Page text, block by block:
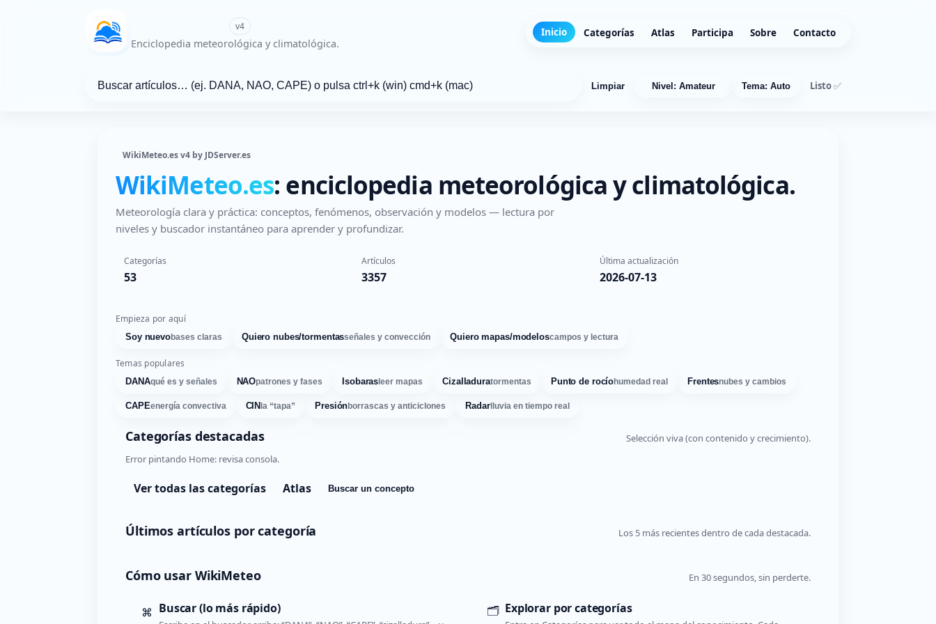
WikiMeteo.es v4
Enciclopedia meteorológica y climatológica.
Inicio Categorías Atlas Participa Sobre Contacto
Limpiar Nivel: Amateur Tema: Auto Listo ✅
WikiMeteo.es v4 by JDServer.es
WikiMeteo.es: enciclopedia meteorológica y climatológica.
Meteorología clara y práctica: conceptos, fenómenos, observación y modelos — lectura por
niveles y buscador instantáneo para aprender y profundizar.
Categorías
53
Artículos
3357
Última actualización
2026-07-13
Empieza por aquí
Soy nuevobases claras Quiero nubes/tormentasseñales y convección Quiero mapas/modeloscampos y lectura
Temas populares
DANAqué es y señales NAOpatrones y fases Isobarasleer mapas Cizalladuratormentas Punto de rocíohumedad real Frentesnubes y cambios
CAPEenergía convectiva CIN la “tapa” Presiónborrascas y anticiclones Radarlluvia en tiempo real
Categorías destacadas
Selección viva (con contenido y crecimiento).
Error pintando Home: revisa consola.
Ver todas las categorías Atlas Buscar un concepto
Últimos artículos por categoría Los 5 más recientes dentro de cada destacada.
Cómo usar WikiMeteo En 30 segundos, sin perderte.
⌘ Buscar (lo más rápido) 🗂️ Explorar por categorías